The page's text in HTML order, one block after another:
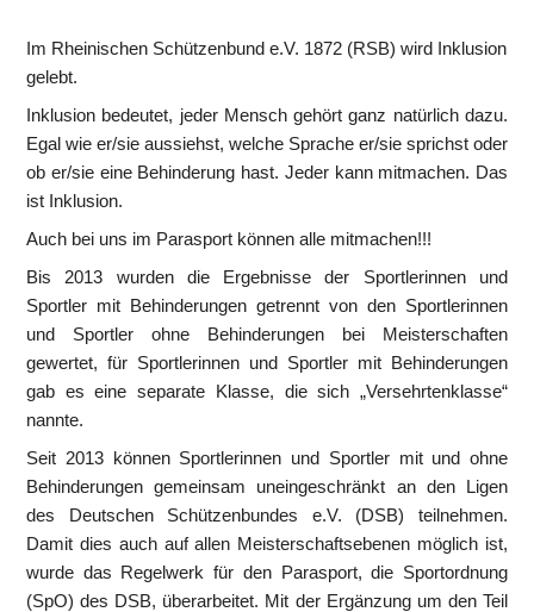
Im Rheinischen Schützenbund e.V. 1872 (RSB) wird Inklusion
gelebt.
Inklusion bedeutet, jeder Mensch gehört ganz natürlich dazu.
Egal wie er/sie aussiehst, welche Sprache er/sie sprichst oder
ob er/sie eine Behinderung hast. Jeder kann mitmachen. Das
ist Inklusion.
Auch bei uns im Parasport können alle mitmachen!!!
Bis 2013 wurden die Ergebnisse der Sportlerinnen und
Sportler mit Behinderungen getrennt von den Sportlerinnen
und Sportler ohne Behinderungen bei Meisterschaften
gewertet, für Sportlerinnen und Sportler mit Behinderungen
gab es eine separate Klasse, die sich „Versehrtenklasse“
nannte.
Seit 2013 können Sportlerinnen und Sportler mit und ohne
Behinderungen gemeinsam uneingeschränkt an den Ligen
des Deutschen Schützenbundes e.V. (DSB) teilnehmen.
Damit dies auch auf allen Meisterschaftsebenen möglich ist,
wurde das Regelwerk für den Parasport, die Sportordnung
(SpO) des DSB, überarbeitet. Mit der Ergänzung um den Teil